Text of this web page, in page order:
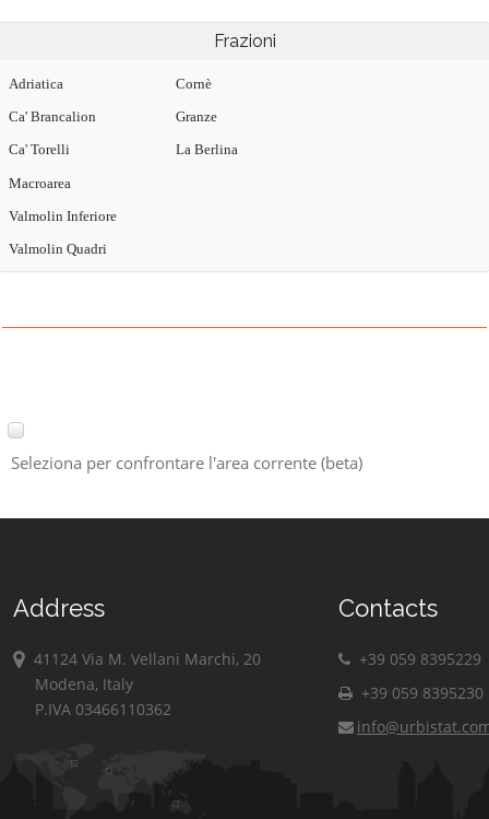
Frazioni
Adriatica
Ca' Brancalion
Ca' Torelli
Cornè
Granze
La Berlina
Macroarea
Valmolin Inferiore
Valmolin Quadri
Seleziona per confrontare l'area corrente (beta)
Address
41124 Via M. Vellani Marchi, 20
Modena, Italy
P.IVA 03466110362
Contacts
+39 059 8395229
+39 059 8395230